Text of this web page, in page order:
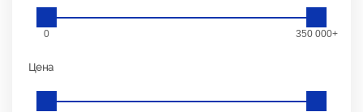
0 350 000+
Цена